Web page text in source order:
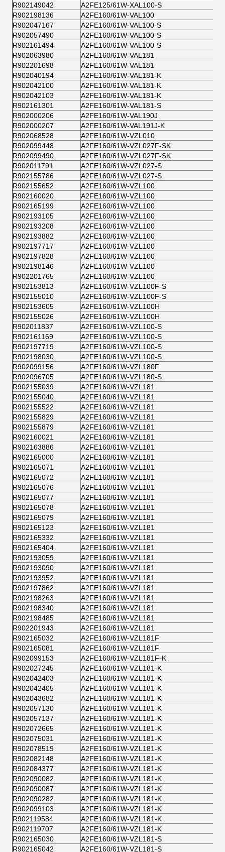
R902149042
A2FE125/61W-XAL100-S
R902198136
A2FE160/61W-VAL100
R902047167
A2FE160/61W-VAL100-S
R902057490
A2FE160/61W-VAL100-S
R902161494
A2FE160/61W-VAL100-S
R902063980
A2FE160/61W-VAL181
R902201698
A2FE160/61W-VAL181
R902040194
A2FE160/61W-VAL181-K
R902042100
A2FE160/61W-VAL181-K
R902042103
A2FE160/61W-VAL181-K
R902161301
A2FE160/61W-VAL181-S
R902000206
A2FE160/61W-VAL190J
R902000207
A2FE160/61W-VAL191J-K
R902068528
A2FE160/61W-VZL010
R902099448
A2FE160/61W-VZL027F-SK
R902099490
A2FE160/61W-VZL027F-SK
R902011791
A2FE160/61W-VZL027-S
R902155786
A2FE160/61W-VZL027-S
R902155652
A2FE160/61W-VZL100
R902160020
A2FE160/61W-VZL100
R902165199
A2FE160/61W-VZL100
R902193105
A2FE160/61W-VZL100
R902193208
A2FE160/61W-VZL100
R902193882
A2FE160/61W-VZL100
R902197717
A2FE160/61W-VZL100
R902197828
A2FE160/61W-VZL100
R902198146
A2FE160/61W-VZL100
R902201765
A2FE160/61W-VZL100
R902153813
A2FE160/61W-VZL100F-S
R902155010
A2FE160/61W-VZL100F-S
R902153605
A2FE160/61W-VZL100H
R902155026
A2FE160/61W-VZL100H
R902011837
A2FE160/61W-VZL100-S
R902161169
A2FE160/61W-VZL100-S
R902197719
A2FE160/61W-VZL100-S
R902198030
A2FE160/61W-VZL100-S
R902099156
A2FE160/61W-VZL180F
R902096705
A2FE160/61W-VZL180-S
R902155039
A2FE160/61W-VZL181
R902155040
A2FE160/61W-VZL181
R902155522
A2FE160/61W-VZL181
R902155829
A2FE160/61W-VZL181
R902155879
A2FE160/61W-VZL181
R902160021
A2FE160/61W-VZL181
R902163886
A2FE160/61W-VZL181
R902165000
A2FE160/61W-VZL181
R902165071
A2FE160/61W-VZL181
R902165072
A2FE160/61W-VZL181
R902165076
A2FE160/61W-VZL181
R902165077
A2FE160/61W-VZL181
R902165078
A2FE160/61W-VZL181
R902165079
A2FE160/61W-VZL181
R902165123
A2FE160/61W-VZL181
R902165332
A2FE160/61W-VZL181
R902165404
A2FE160/61W-VZL181
R902193059
A2FE160/61W-VZL181
R902193090
A2FE160/61W-VZL181
R902193952
A2FE160/61W-VZL181
R902197862
A2FE160/61W-VZL181
R902198263
A2FE160/61W-VZL181
R902198340
A2FE160/61W-VZL181
R902198485
A2FE160/61W-VZL181
R902201943
A2FE160/61W-VZL181
R902165032
A2FE160/61W-VZL181F
R902165081
A2FE160/61W-VZL181F
R902099153
A2FE160/61W-VZL181F-K
R902027245
A2FE160/61W-VZL181-K
R902042403
A2FE160/61W-VZL181-K
R902042405
A2FE160/61W-VZL181-K
R902043682
A2FE160/61W-VZL181-K
R902057130
A2FE160/61W-VZL181-K
R902057137
A2FE160/61W-VZL181-K
R902072665
A2FE160/61W-VZL181-K
R902075031
A2FE160/61W-VZL181-K
R902078519
A2FE160/61W-VZL181-K
R902082148
A2FE160/61W-VZL181-K
R902084377
A2FE160/61W-VZL181-K
R902090082
A2FE160/61W-VZL181-K
R902090087
A2FE160/61W-VZL181-K
R902090282
A2FE160/61W-VZL181-K
R902099103
A2FE160/61W-VZL181-K
R902119584
A2FE160/61W-VZL181-K
R902119707
A2FE160/61W-VZL181-K
R902165030
A2FE160/61W-VZL181-S
R902165042
A2FE160/61W-VZL181-S